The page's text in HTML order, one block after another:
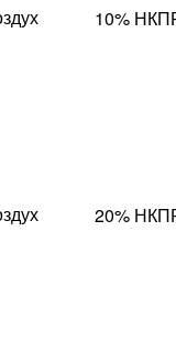
10%
20%